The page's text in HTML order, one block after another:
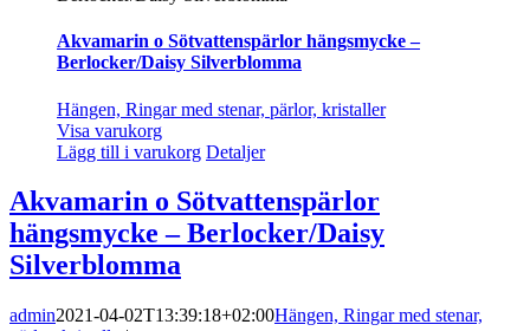
Akvamarin o Sötvattenspärlor hängsmycke –
Berlocker/Daisy Silverblomma
Hängen, Ringar med stenar, pärlor, kristaller
Visa varukorg
Lägg till i varukorg Detaljer
Akvamarin o Sötvattenspärlor
hängsmycke – Berlocker/Daisy
Silverblomma
admin2021-04-02T13:39:18+02:00Hängen, Ringar med stenar,